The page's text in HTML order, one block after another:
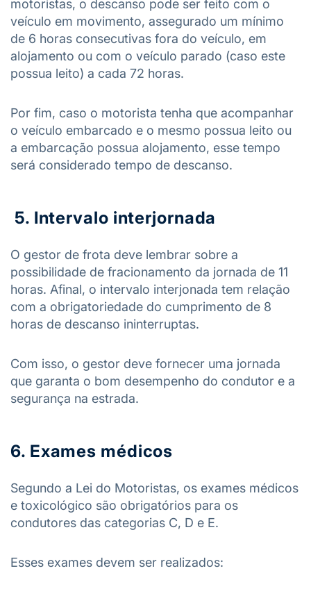
motoristas, o descanso pode ser feito com o
veículo em movimento, assegurado um mínimo
de 6 horas consecutivas fora do veículo, em
alojamento ou com o veículo parado (caso este
possua leito) a cada 72 horas.
Por fim, caso o motorista tenha que acompanhar
o veículo embarcado e o mesmo possua leito ou
a embarcação possua alojamento, esse tempo
será considerado tempo de descanso.
5. Intervalo interjornada
O gestor de frota deve lembrar sobre a
possibilidade de fracionamento da jornada de 11
horas. Afinal, o intervalo interjonada tem relação
com a obrigatoriedade do cumprimento de 8
horas de descanso ininterruptas.
Com isso, o gestor deve fornecer uma jornada
que garanta o bom desempenho do condutor e a
segurança na estrada.
6. Exames médicos
Segundo a Lei do Motoristas, os exames médicos
e toxicológico são obrigatórios para os
condutores das categorias C, D e E.
Esses exames devem ser realizados: